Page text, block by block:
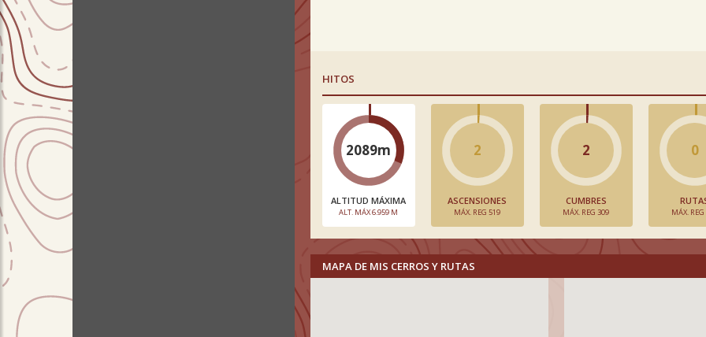
HITOS
2089m
ALTITUD MÁXIMA
ALT. MÁX 6.959 M
2
ASCENSIONES
MÁX. REG 519
2
CUMBRES
MÁX. REG 309
0
MÁX.
MAPA DE MIS CERROS Y RUTAS